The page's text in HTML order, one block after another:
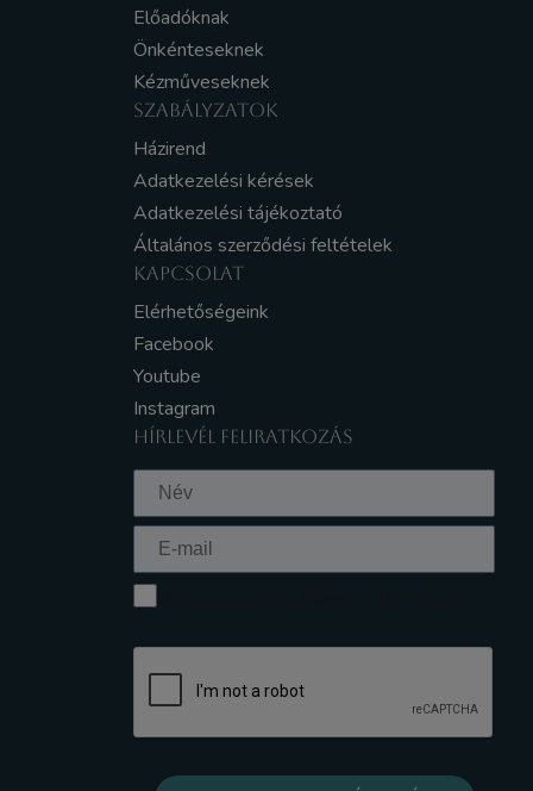
Előadóknak
Önkénteseknek
Kézműveseknek
SZABÁLYZATOK
Házirend
Adatkezelési kérések
Adatkezelési tájékoztató
Általános szerződési feltételek
KAPCSOLAT
Elérhetőségeink
Facebook
Youtube
Instagram
HÍRLEVÉL FELIRATKOZÁS